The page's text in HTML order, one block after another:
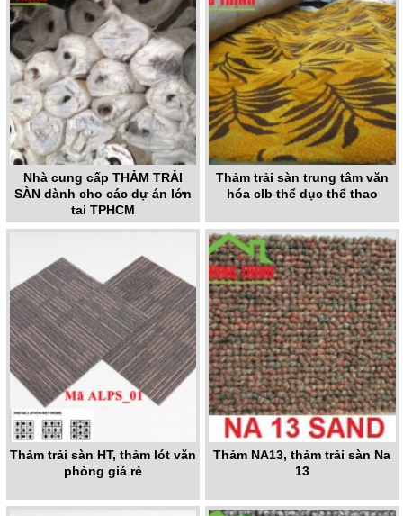
Nhà cung cấp THẢM TRẢI
SÀN dành cho các dự án lớn
tại TPHCM
Thảm trải sàn trung tâm văn
hóa clb thể dục thể thao
Thảm trải sàn HT, thảm lót văn
phòng giá rẻ
Thảm NA13, thảm trải sàn Na
13